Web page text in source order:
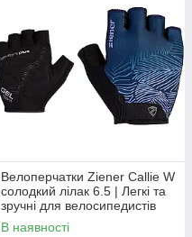
Велоперчатки Ziener Callie W
солодкий лілак 6.5 | Легкі та
зручні для велосипедистів
В наявності